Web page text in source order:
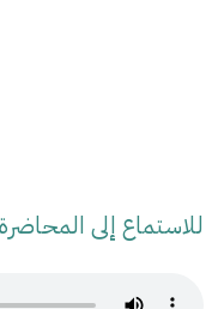
للاستماع إلى المحاضرة
Audio Stream